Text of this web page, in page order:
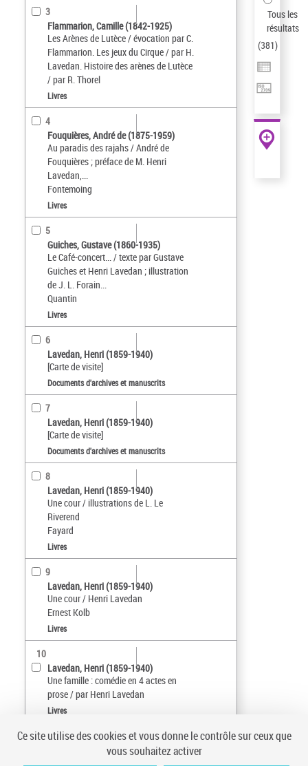
3
Flammarion, Camille (1842-1925)
Les Arènes de Lutèce / évocation par C.
Flammarion. Les jeux du Cirque / par H.
Lavedan. Histoire des arènes de Lutèce
/ par R. Thorel
Livres
4
Fouquières, André de (1875-1959)
Au paradis des rajahs / André de
Fouquières ; préface de M. Henri
Lavedan,...
Fontemoing
Livres
5
Guiches, Gustave (1860-1935)
Le Café-concert... / texte par Gustave
Guiches et Henri Lavedan ; illustration
de J. L. Forain...
Quantin
Livres
6
Lavedan, Henri (1859-1940)
[Carte de visite]
Documents d'archives et manuscrits
7
Lavedan, Henri (1859-1940)
[Carte de visite]
Documents d'archives et manuscrits
8
Lavedan, Henri (1859-1940)
Une cour / illustrations de L. Le
Riverend
Fayard
Livres
9
Lavedan, Henri (1859-1940)
Une cour / Henri Lavedan
Ernest Kolb
Livres
10
Lavedan, Henri (1859-1940)
Une famille : comédie en 4 actes en
prose / par Henri Lavedan
Livres
Date (croissant)
Tous les
résultats
(381)
Ce site utilise des cookies et vous donne le contrôle sur ceux que
vous souhaitez activer